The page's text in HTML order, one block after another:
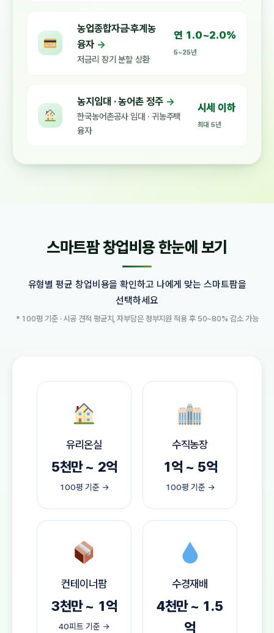
농업종합자금·후계농
융자 →
저금리 장기 분할 상환
연 1.0~2.0%
5~25년
농지임대 · 농어촌 정주 →
한국농어촌공사 임대 · 귀농주택
융자
시세 이하
최대 5년
스마트팜 창업비용 한눈에 보기
유형별 평균 창업비용을 확인하고 나에게 맞는 스마트팜을
선택하세요
* 100평 기준 · 시공 견적 평균치, 자부담은 정부지원 적용 후 50~80% 감소 가능
유리온실
5천만 ~ 2억
100평 기준 →
수직농장
1억 ~ 5억
100평 기준 →
컨테이너팜
3천만 ~ 1억
40피트 기준 →
수경재배
4천만 ~ 1.5
억